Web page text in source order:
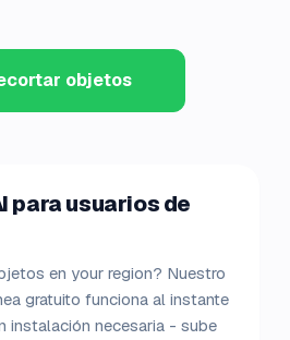
objetos
para usuarios de
en your region? Nuestro
gratuito funciona al instante
instalación necesaria - sube